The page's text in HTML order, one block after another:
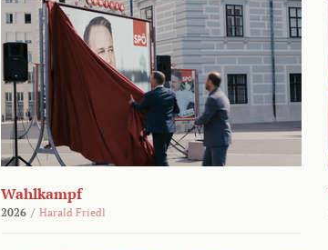
Wahlkampf
2026 / Harald Friedl